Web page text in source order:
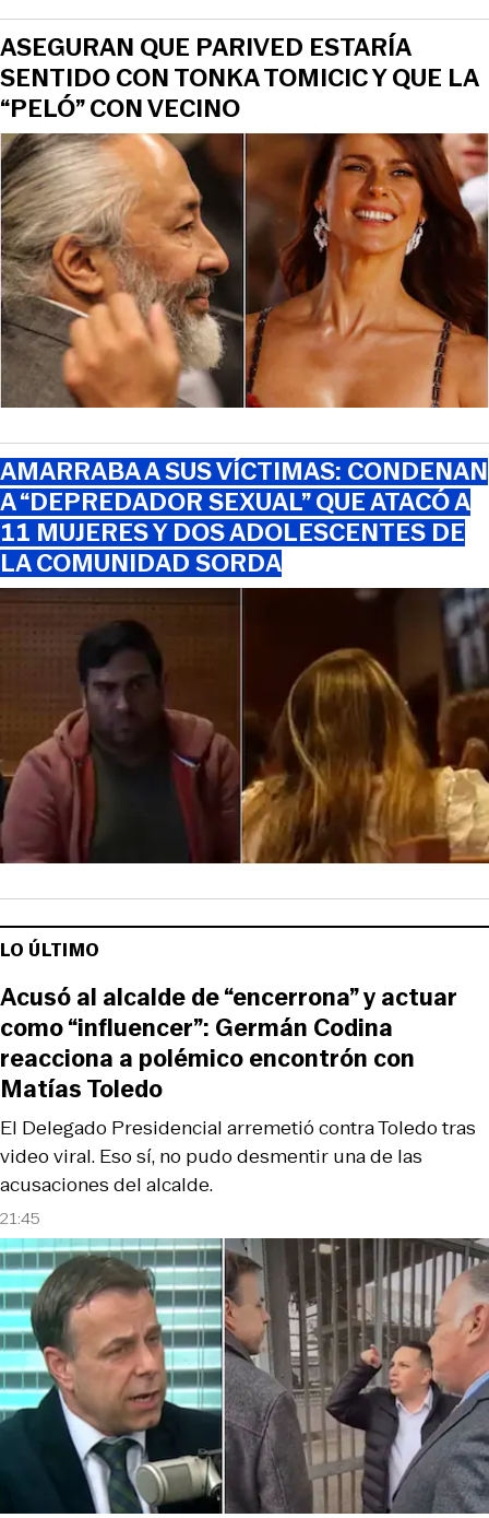
ASEGURAN QUE PARIVED ESTARÍA
SENTIDO CON TONKA TOMICIC Y QUE LA
“PELÓ” CON VECINO
AMARRABA A SUS VÍCTIMAS: CONDENAN
A “DEPREDADOR SEXUAL” QUE ATACÓ A
11 MUJERES Y DOS ADOLESCENTES DE
LA COMUNIDAD SORDA
LO ÚLTIMO
21:45
El Delegado Presidencial arremetió contra Toledo tras
video viral. Eso sí, no pudo desmentir una de las
acusaciones del alcalde.
Acusó al alcalde de “encerrona” y actuar
como “influencer”: Germán Codina
reacciona a polémico encontrón con
Matías Toledo